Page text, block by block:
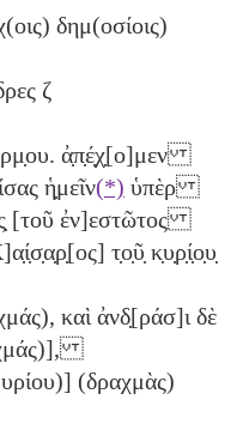
δημ(οσίοις)
ζ
ἀ̣π̣έ̣χ̣[ο]μεν
ἡ̣μεῖν(*) ὑπὲρ
[τοῦ ἐν]εστῶτος
τ̣ο̣ῦ̣ κ̣υ̣ρ̣ί̣ο̣υ̣
καὶ ἀνδ̣[ράσ]ι δὲ
(δραχμὰς)